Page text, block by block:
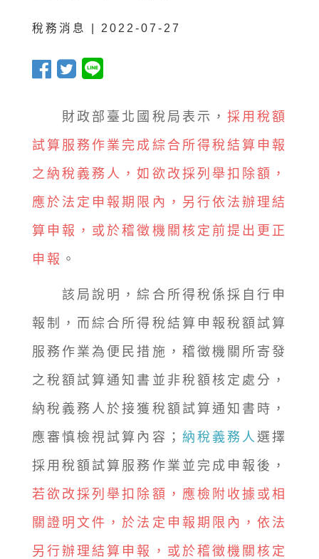
稅務消息 | 2022-07-27
財政部臺北國稅局表示， 採用稅額
試算服務作業完成綜合所得稅結算申報
之納稅義務人，如欲改採列舉扣除額，
應於法定申報期限內，另行依法辦理結
算申報，或於稽徵機關核定前提出更正
申報 。
該局說明，綜合所得稅係採自行申
報制，而綜合所得稅結算申報稅額試算
服務作業為便民措施，稽徵機關所寄發
之稅額試算通知書並非稅額核定處分，
納稅義務人於接獲稅額試算通知書時，
應審慎檢視試算內容； 納稅義務人選擇
採用稅額試算服務作業並完成申報後，
若欲改採列舉扣除額，應檢附收據或相
關證明文件，於法定申報期限內，依法
另行辦理結算申報，或於稽徵機關核定